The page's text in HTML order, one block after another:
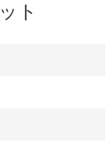
ト